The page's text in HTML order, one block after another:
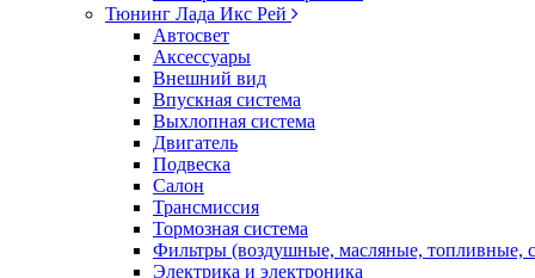
Тюнинг Лада Икс Рей
Автосвет
Аксессуары
Внешний вид
Впускная система
Выхлопная система
Двигатель
Подвеска
Салон
Трансмиссия
Тормозная система
Фильтры (воздушные, масляные, топливные,
Электрика и электроника